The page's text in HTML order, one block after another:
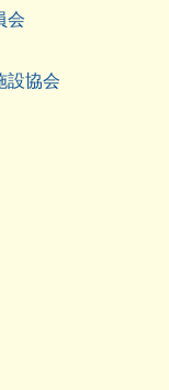
会
設協会